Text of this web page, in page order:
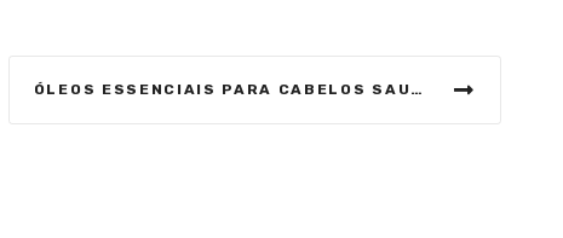
ÓLEOS ESSENCIAIS PARA CABELOS SAUDÁVEIS E BONITOS